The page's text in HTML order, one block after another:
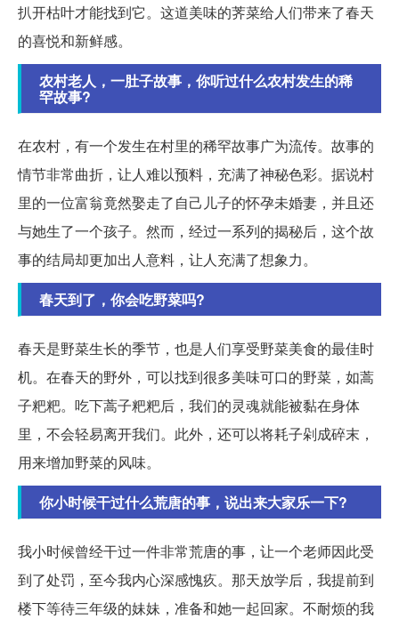
扒开枯叶才能找到它。这道美味的荠菜给人们带来了春天
的喜悦和新鲜感。
农村老人，一肚子故事，你听过什么农村发生的稀
罕故事?
在农村，有一个发生在村里的稀罕故事广为流传。故事的
情节非常曲折，让人难以预料，充满了神秘色彩。据说村
里的一位富翁竟然娶走了自己儿子的怀孕未婚妻，并且还
与她生了一个孩子。然而，经过一系列的揭秘后，这个故
事的结局却更加出人意料，让人充满了想象力。
春天到了，你会吃野菜吗?
春天是野菜生长的季节，也是人们享受野菜美食的最佳时
机。在春天的野外，可以找到很多美味可口的野菜，如蒿
子粑粑。吃下蒿子粑粑后，我们的灵魂就能被黏在身体
里，不会轻易离开我们。此外，还可以将耗子剁成碎末，
用来增加野菜的风味。
你小时候干过什么荒唐的事，说出来大家乐一下?
我小时候曾经干过一件非常荒唐的事，让一个老师因此受
到了处罚，至今我内心深感愧疚。那天放学后，我提前到
楼下等待三年级的妹妹，准备和她一起回家。不耐烦的我